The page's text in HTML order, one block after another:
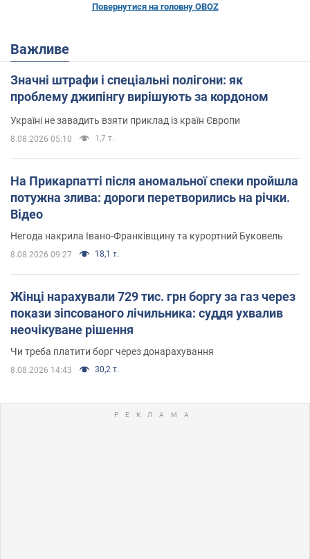
Повернутися на головну OBOZ
Важливе
Значні штрафи і спеціальні полігони: як
проблему джипінгу вирішують за кордоном
Україні не завадить взяти приклад із країн Європи
8.08.2026 05:10 1,7 т.
На Прикарпатті після аномальної спеки пройшла
потужна злива: дороги перетворились на річки.
Відео
Негода накрила Івано-Франківщину та курортний Буковель
8.08.2026 09:27 18,1 т.
Жінці нарахували 729 тис. грн боргу за газ через
покази зіпсованого лічильника: суддя ухвалив
неочікуване рішення
Чи треба платити борг через донарахування
8.08.2026 14:43 30,2 т.